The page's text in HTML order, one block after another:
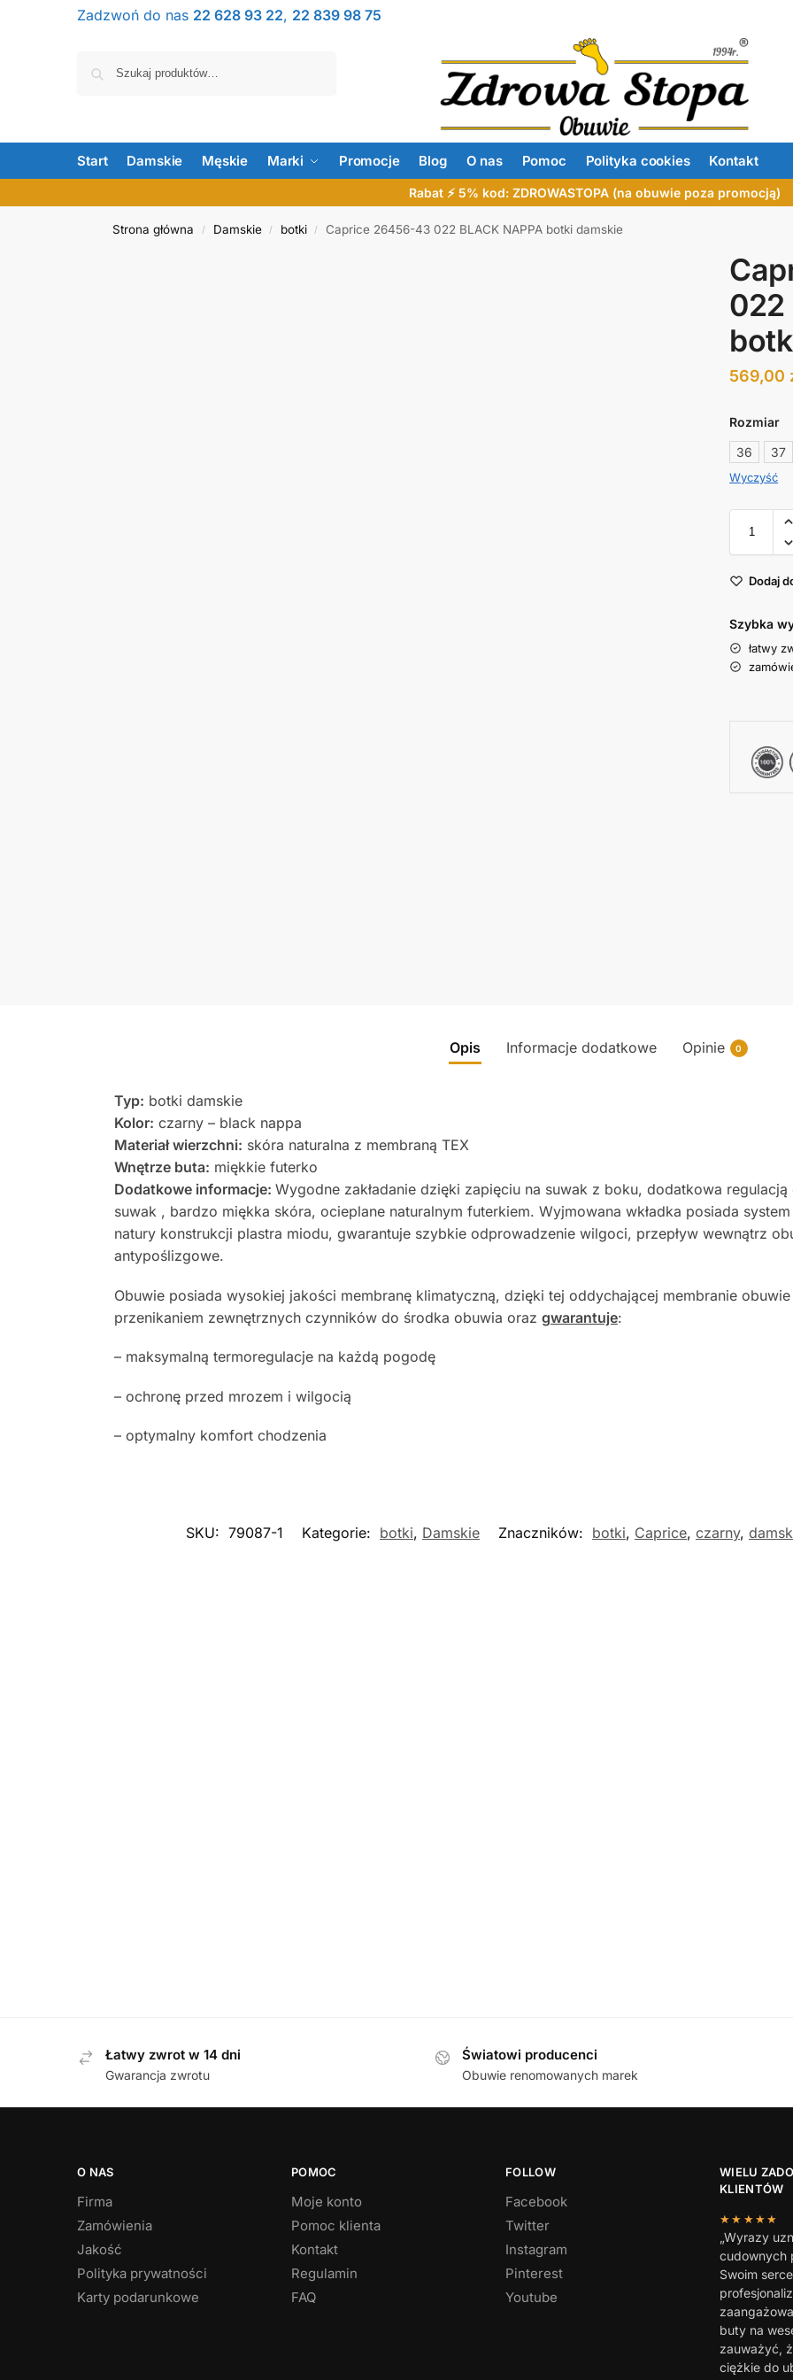
Zadzwoń do nas 22 628 93 22, 22 839 98 75
Start Damskie Męskie Marki Promocje Blog O nas Pomoc Polityka cookies Kontakt
Rabat ⚡ 5% kod: ZDROWASTOPA (na obuwie poza promocją)
Strona główna / Damskie / botki / Caprice 26456-43 022 BLACK NAPPA botki damskie
022
569,00
Rozmiar
36
37
Wyczyść
Dodaj
Szybka
łatwy
Opis Informacje dodatkowe Opinie 0
Typ: botki damskie
Kolor: czarny – black nappa
Materiał wierzchni: skóra naturalna z membraną TEX
Wnętrze buta: miękkie futerko
Dodatkowe informacje: Wygodne zakładanie dzięki zapięciu na suwak z boku, dodatkowa
suwak , bardzo miękka skóra, ocieplane naturalnym futerkiem. Wyjmowana wkładka posiada
natury konstrukcji plastra miodu, gwarantuje szybkie odprowadzenie wilgoci, przepływ wewnątrz
antypoślizgowe.
Obuwie posiada wysokiej jakości membranę klimatyczną, dzięki tej oddychającej membranie
przenikaniem zewnętrznych czynników do środka obuwia oraz gwarantuje:
– maksymalną termoregulacje na każdą pogodę
– ochronę przed mrozem i wilgocią
– optymalny komfort chodzenia
SKU: 79087-1 Kategorie: botki, Damskie Znaczników: botki, Caprice, czarny,
Łatwy zwrot w 14 dni
Gwarancja zwrotu
Światowi producenci
Obuwie renomowanych marek
O NAS
Firma
Zamówienia
Jakość
Polityka prywatności
Karty podarunkowe
POMOC
Moje konto
Pomoc klienta
Kontakt
Regulamin
FAQ
FOLLOW
Facebook
Twitter
Instagram
Pinterest
Youtube
WIELU
KLIENTÓW
★★★★★
„Wyrazy
cudownych
Swoim
buty na
zauważyć,
ciężkie do